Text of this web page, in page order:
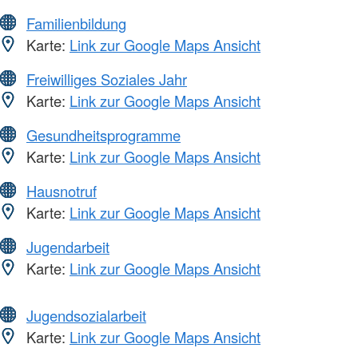
Familienbildung
Karte: Link zur Google Maps Ansicht
Freiwilliges Soziales Jahr
Karte: Link zur Google Maps Ansicht
Gesundheitsprogramme
Karte: Link zur Google Maps Ansicht
Hausnotruf
Karte: Link zur Google Maps Ansicht
Jugendarbeit
Karte: Link zur Google Maps Ansicht
Jugendsozialarbeit
Karte: Link zur Google Maps Ansicht